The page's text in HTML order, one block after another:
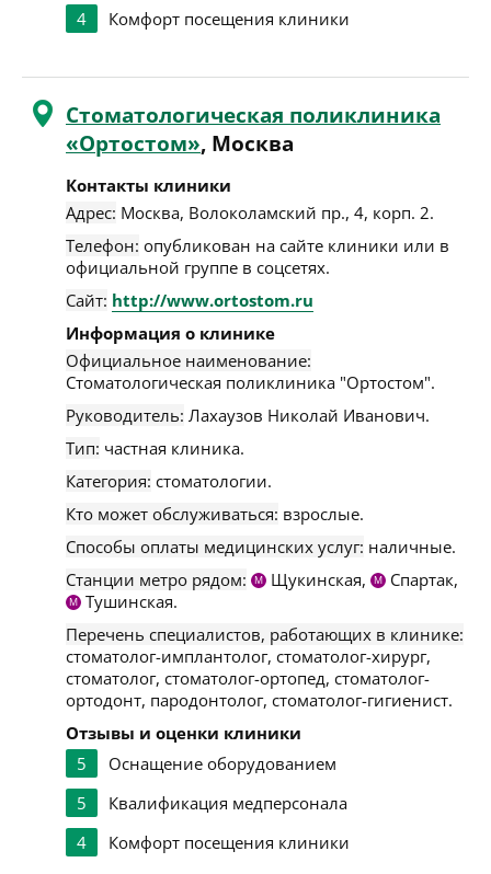
4
Комфорт посещения клиники
Стоматологическая поликлиника
«Ортостом», Москва
Контакты клиники
Адрес: Москва, Волоколамский пр., 4, корп. 2.
Телефон: опубликован на сайте клиники или в
официальной группе в соцсетях.
Сайт: http://www.ortostom.ru
Информация о клинике
Официальное наименование:
Стоматологическая поликлиника "Ортостом".
Руководитель: Лахаузов Николай Иванович.
Тип: частная клиника.
Категория: стоматологии.
Кто может обслуживаться: взрослые.
Способы оплаты медицинских услуг: наличные.
Станции метро рядом:
М Щукинская, М Спартак,
М Тушинская.
Перечень специалистов, работающих в клинике:
стоматолог-имплантолог, стоматолог-хирург,
стоматолог, стоматолог-ортопед, стоматолог-
ортодонт, пародонтолог, стоматолог-гигиенист.
Отзывы и оценки клиники
5
Оснащение оборудованием
5
Квалификация медперсонала
4
Комфорт посещения клиники